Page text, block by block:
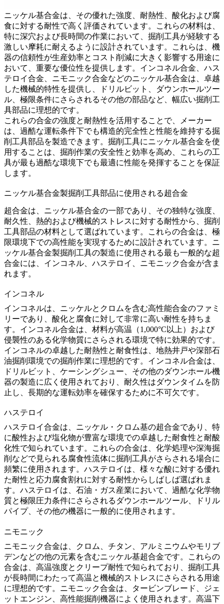
ニッケル基合金は、その優れた強度、耐熱性、酸化および腐
食に対する耐性で高く評価されています。これらの材料は、
特に深穴および長時間の作業において、掘削工具が経験する
激しい摩耗に耐えるように設計されています。これらは、機
器の信頼性が生産効率とコスト削減に大きく影響する用途に
おいて、重要な優位性を提供します。 インコネル合金
ハス
テロイ合金
ニモニック合金などのニッケル基合金は、卓越
した機械的特性を提供し、ドリルビット、ダウンホールツー
ル、極限条件にさらされるその他の部品など、幅広い掘削工
具部品に理想的です。
これらの合金の強度と耐熱性を活用することで、メーカー
は、過酷な運転条件下でも構造的完全性と性能を維持する掘
削工具部品を製造できます。掘削工具にニッケル基合金を使
用することは、掘削作業の安全性と効率を高め、これらの工
具が最も過酷な環境下でも最適に性能を発揮することを保証
します。
ニッケル基合金製掘削工具部品に使用される超合金
超合金は、ニッケル基合金の一部であり、その独特な強度、
耐久性、熱的および機械的ストレスに対する耐性から、掘削
工具部品の材料として選ばれています。これらの合金は、極
限環境下での高性能を実現するために設計されています。ニ
ッケル基合金製掘削工具の製造に使用される最も一般的な超
合金には、 インコネル、ハステロイ ニモニック合金が含ま
れます。
インコネル
インコネルは、ニッケルとクロムを含む高性能合金のファミ
リーであり、酸化と腐食に対して非常に高い耐性を持ちま
す。 インコネル合金は、材料が高温（1,000°C以上）および
侵襲性のある化学物質にさらされる環境で特に効果的です。
インコネルの卓越した耐熱性と耐食性は、地熱井戸や深部石
油掘削環境での掘削作業に理想的です。 インコネル合金は、
ドリルビット、ケーシングシュー、その他のダウンホール機
器の製造に広く使用されており、耐久性はダウンタイムを防
止し、長期的な運転効率を確保するために不可欠です。
ハステロイ
ハステロイ合金は、ニッケル・クロム基の超合金であり、特
に酸性および塩化物が豊富な環境での卓越した耐食性と耐酸
化性で知られています。これらの合金は、化学処理や深海掘
削などで見られる腐食性流体に掘削工具がさらされる場合に
頻繁に使用されます。 ハステロイ は、様々な酸に対する優れ
た耐性と応力腐食割れに対する耐性からしばしば選ばれま
す。 ハステロイ は、石油・ガス産業において、過酷な化学物
質と極限圧力条件にさらされるダウンホールツール、ドリル
パイプ、その他の機器に一般的に使用されます。
ニモニック
ニモニック合金は、クロム、チタン、アルミニウムやモリブ
デンなどの他の元素を含むニッケル基超合金です。これらの
合金は、高温強度とクリープ耐性で知られており、掘削工具
が長時間にわたって高温と機械的ストレスにさらされる用途
に理想的です。 ニモニック合金は、タービンブレード、ジェ
ットエンジン、高性能掘削機器によく使用されます。高温下